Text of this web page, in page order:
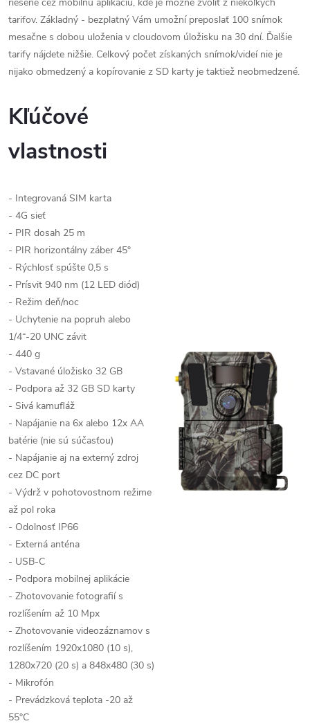
tarifov. Základný - bezplatný Vám umožní preposlať 100 snímok
mesačne s dobou uloženia v cloudovom úložisku na 30 dní. Ďalšie
tarify nájdete nižšie. Celkový počet získaných snímok/videí nie je
nijako obmedzený a kopírovanie z SD karty je taktiež neobmedzené.
Kľúčové
vlastnosti
- Integrovaná SIM karta
- 4G sieť
- PIR dosah 25 m
- PIR horizontálny záber 45°
- Rýchlosť spúšte 0,5 s
- Prísvit 940 nm (12 LED diód)
- Režim deň/noc
- Uchytenie na popruh alebo
1/4“-20 UNC závit
- 440 g
- Vstavané úložisko 32 GB
- Podpora až 32 GB SD karty
- Sivá kamufláž
- Napájanie na 6x alebo 12x AA
batérie (nie sú súčasťou)
- Napájanie aj na externý zdroj
cez DC port
- Výdrž v pohotovostnom režime
až pol roka
- Odolnosť IP66
- Externá anténa
- USB-C
- Podpora mobilnej aplikácie
- Zhotovovanie fotografií s
rozlíšením až 10 Mpx
- Zhotovovanie videozáznamov s
rozlíšením 1920x1080 (10 s),
1280x720 (20 s) a 848x480 (30 s)
- Mikrofón
- Prevádzková teplota -20 až
55°C